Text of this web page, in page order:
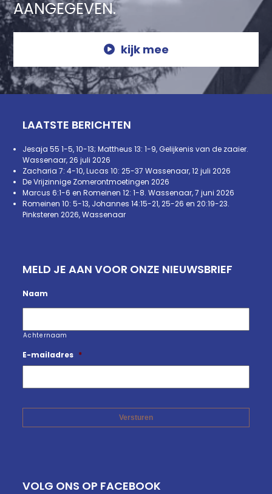
AANGEGEVEN.
kijk mee
LAATSTE BERICHTEN
Jesaja 55 1-5, 10-13; Mattheus 13: 1-9, Gelijkenis van de zaaier.
Wassenaar, 26 juli 2026
Zacharia 7: 4-10, Lucas 10: 25-37 Wassenaar, 12 juli 2026
De Vrijzinnige Zomerontmoetingen 2026
Marcus 6:1-6 en Romeinen 12: 1-8. Wassenaar, 7 juni 2026
Romeinen 10: 5-13, Johannes 14:15-21, 25-26 en 20:19-23.
Pinksteren 2026, Wassenaar
MELD JE AAN VOOR ONZE NIEUWSBRIEF
Naam
Achternaam
E-mailadres *
VOLG ONS OP FACEBOOK